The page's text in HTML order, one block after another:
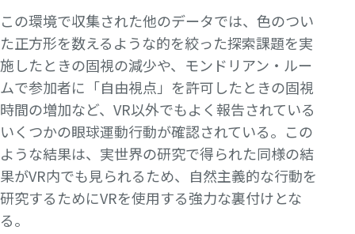
この環境で収集された他のデータでは、色のつい
た正方形を数えるような的を絞った探索課題を実
施したときの固視の減少や、モンドリアン・ルー
ムで参加者に「自由視点」を許可したときの固視
時間の増加など、VR以外でもよく報告されている
いくつかの眼球運動行動が確認されている。この
ような結果は、実世界の研究で得られた同様の結
果がVR内でも見られるため、自然主義的な行動を
研究するためにVRを使用する強力な裏付けとな
る。